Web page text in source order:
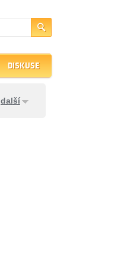
další
DISKUSE